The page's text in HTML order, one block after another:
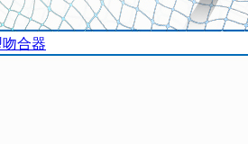
合器